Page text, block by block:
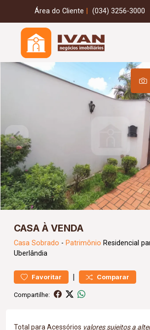
Área do Cliente (034) 3256-3000
CASA À VENDA
Casa Sobrado - Patrimônio Residencial
Uberlândia
Favoritar | Comparar
Compartilhe:
Total para Acessórios valores sujeitos a